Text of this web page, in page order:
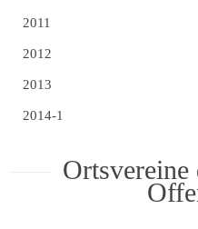
2011
2012
2013
2014-1